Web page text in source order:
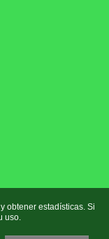
obtener estadísticas. Si
uso.